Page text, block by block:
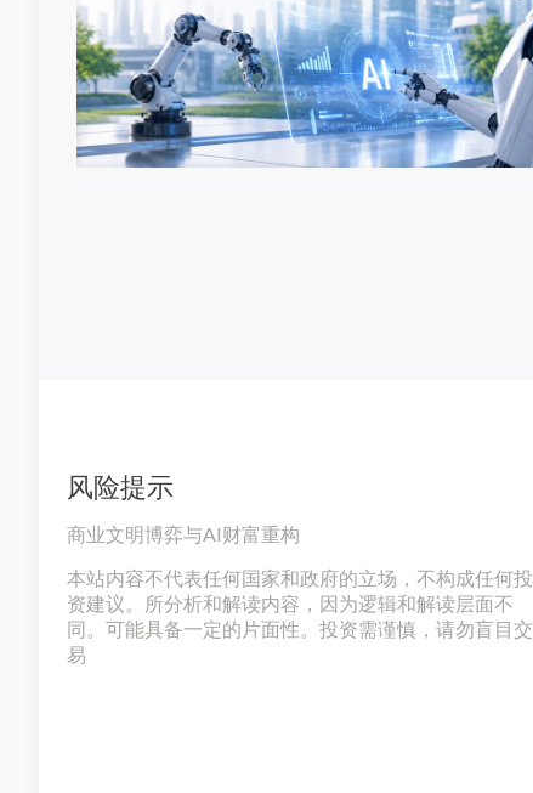
风险提示
商业文明博弈与AI财富重构
本站内容不代表任何国家和政府的立场，不构成任何投
资建议。所分析和解读内容，因为逻辑和解读层面不
同。可能具备一定的片面性。投资需谨慎，请勿盲目交
易